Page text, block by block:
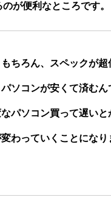
が便利なところです。
ちろん、スペックが
ソコンが安くて済む
パソコン買って遅い
わっていくことにな